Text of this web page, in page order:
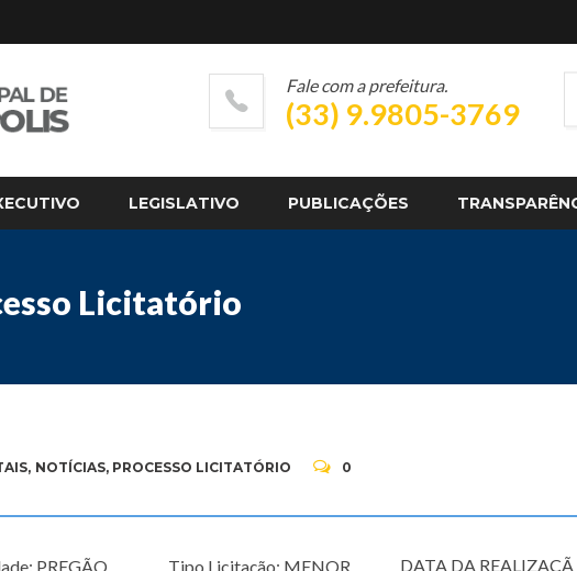
LEGISLATIVO PUBLICAÇÕES
Fale com a prefeitura.
(33) 9.9805-3769
Licitatório
, NOTÍCIAS, PROCESSO LICITATÓRIO 0
PREGÃO
Tipo Licitação: MENOR
DATA DA REALIZAÇÃ